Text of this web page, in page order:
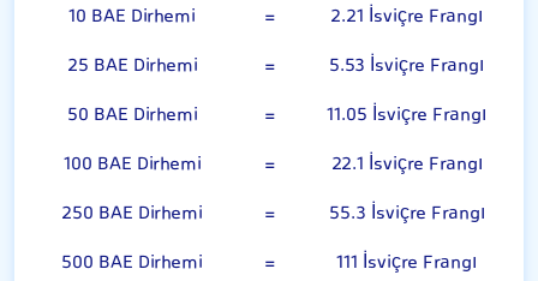
10 BAE Dirhemi
=
2.21 İsviçre Frangı
25 BAE Dirhemi
=
5.53 İsviçre Frangı
50 BAE Dirhemi
=
11.05 İsviçre Frangı
100 BAE Dirhemi
=
22.1 İsviçre Frangı
250 BAE Dirhemi
=
55.3 İsviçre Frangı
500 BAE Dirhemi
=
111 İsviçre Frangı